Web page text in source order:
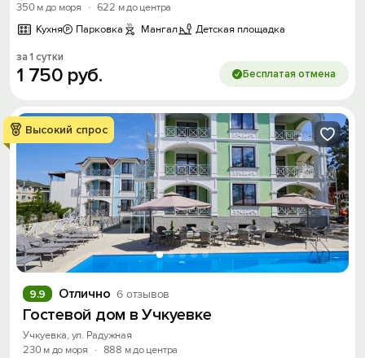
350 м до моря
· 622 м до центра
Кухня
Парковка Мангал Детская площадка
за 1 сутки
1 750 руб. Бесплатая отмена
Высокий спрос
Отлично 6 отзывов
9.9
Гостевой дом в Учкуевке
Учкуевка, ул. Радужная
230 м до моря
· 888 м до центра